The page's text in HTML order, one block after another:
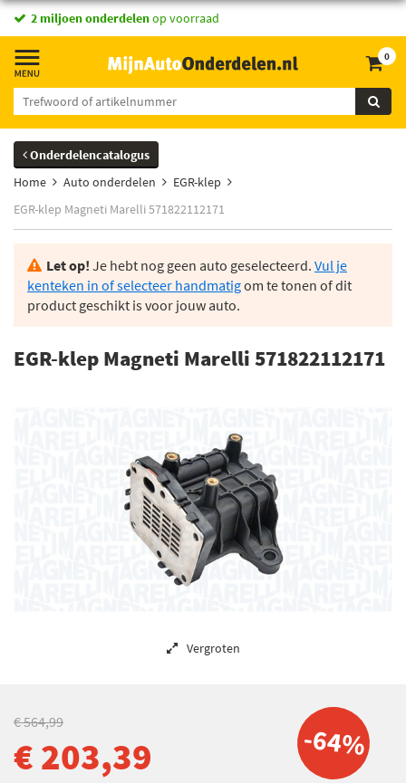
2 miljoen onderdelenop voorraad
0
Onderdelencatalogus
Home
Auto onderdelen
EGR-klep
EGR-klep Magneti Marelli 571822112171
Let op! Je hebt nog geen auto geselecteerd. Vul je
kenteken in of selecteer handmatigom te tonen of dit
product geschikt is voor jouw auto.
EGR-klep Magneti Marelli 571822112171
Vergroten
-64%
€ 564,99
€ 203,39